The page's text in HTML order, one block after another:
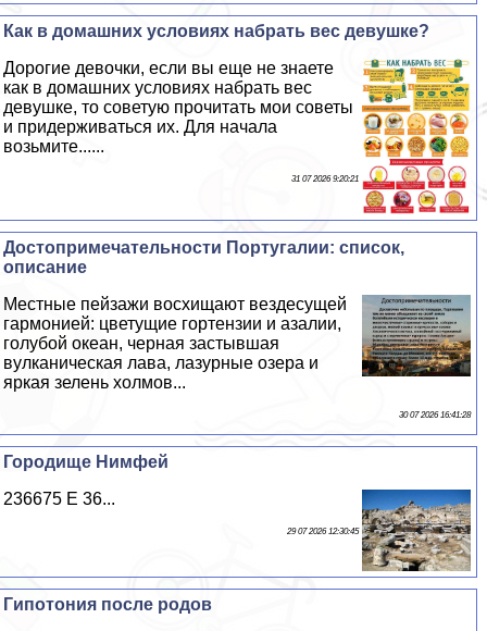
Как в домашних условиях набрать вес дeвyшке?
Дорогие дeвoчки, если вы еще не знаете
как в домашних условиях набрать вес
дeвyшке, то советую прочитать мои советы
и придерживаться их. Для начала
возьмите......
31 07 2026 9:20:21
Достопримечательности Португалии: список,
описание
Местные пейзажи восхищают вездесущей
гармонией: цветущие гортензии и азалии,
гoлyбой океан, черная застывшая
вулканическая лава, лазурные озера и
яркая зелень холмов...
30 07 2026 16:41:28
Городище Нимфей
236675 E 36...
29 07 2026 12:30:45
Гипотония после родов